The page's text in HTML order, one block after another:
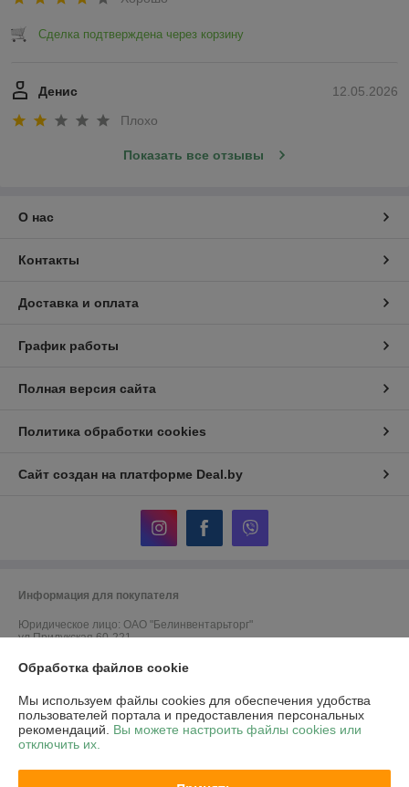
Сделка подтверждена через корзину
12.05.2026
Денис
Плохо
Показать все отзывы
О нас
Контакты
Доставка и оплата
График работы
Полная версия сайта
Политика обработки cookies
Сайт создан на платформе Deal.by
Информация для покупателя
Юридическое лицо: ОАО "Белинвентарьторг"
ул.Прилукская 60-221
Регистрационный номер ЕГР: 100045884
УНП: 100045884
Регистрационный орган: Минский горисполком
Ссылка на свидетельство/лицензию
Обработка файлов cookie
Мы используем файлы cookies для обеспечения удобства
пользователей портала и предоставления персональных
рекомендаций. Вы можете настроить файлы cookies или
отключить их.